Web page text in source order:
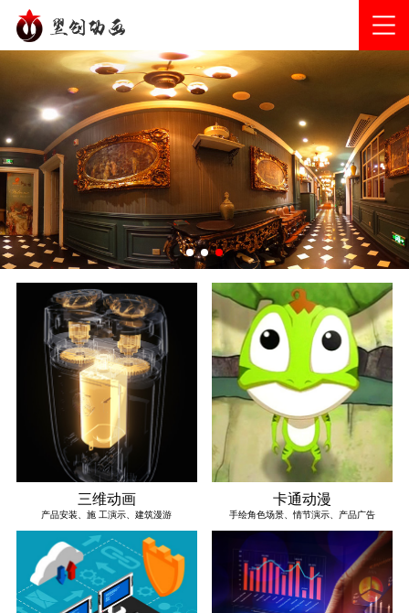
三维动画
产品安装、施 工演示、建筑漫游
卡通动漫
手绘角色场景、情节演示、产品广告